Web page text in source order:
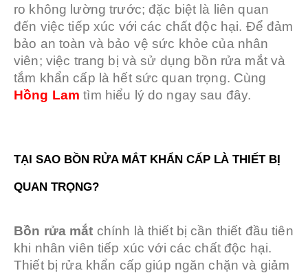
ro không lường trước; đặc biệt là liên quan
đến việc tiếp xúc với các chất độc hại. Để đảm
bảo an toàn và bảo vệ sức khỏe của nhân
viên; việc trang bị và sử dụng bồn rửa mắt và
tắm khẩn cấp là hết sức quan trọng. Cùng
Hồng Lam tìm hiểu lý do ngay sau đây.
TẠI SAO BỒN RỬA MẮT KHẨN CẤP LÀ THIẾT BỊ
QUAN TRỌNG?
Bồn rửa mắt chính là thiết bị cần thiết đầu tiên
khi nhân viên tiếp xúc với các chất độc hại.
Thiết bị rửa khẩn cấp giúp ngăn chặn và giảm